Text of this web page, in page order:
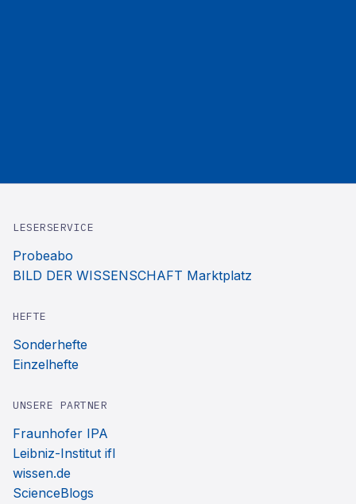
LESERSERVICE
Probeabo
BILD DER WISSENSCHAFT Marktplatz
HEFTE
Sonderhefte
Einzelhefte
UNSERE PARTNER
Fraunhofer IPA
Leibniz-Institut ifl
wissen.de
ScienceBlogs